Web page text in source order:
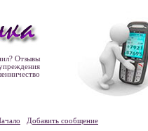
Отзывы
Добавить сообщение